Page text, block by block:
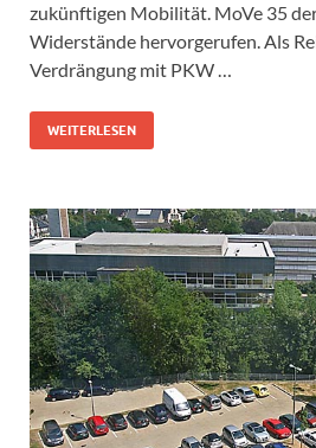
zukünftigen Mobilität. MoVe 35
Widerstände hervorgerufen. Als
Verdrängung mit PKW …
WEITERLESEN